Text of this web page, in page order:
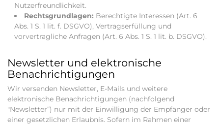
Nutzerfreundlichkeit.
Rechtsgrundlagen: Berechtigte Interessen (Art. 6
Abs. 1 S. 1 lit. f. DSGVO), Vertragserfüllung und
vorvertragliche Anfragen (Art. 6 Abs. 1 S. 1 lit. b. DSGVO).
Newsletter und elektronische
Benachrichtigungen
Wir versenden Newsletter, E-Mails und weitere
elektronische Benachrichtigungen (nachfolgend
"Newsletter“) nur mit der Einwilligung der Empfänger oder
einer gesetzlichen Erlaubnis. Sofern im Rahmen einer